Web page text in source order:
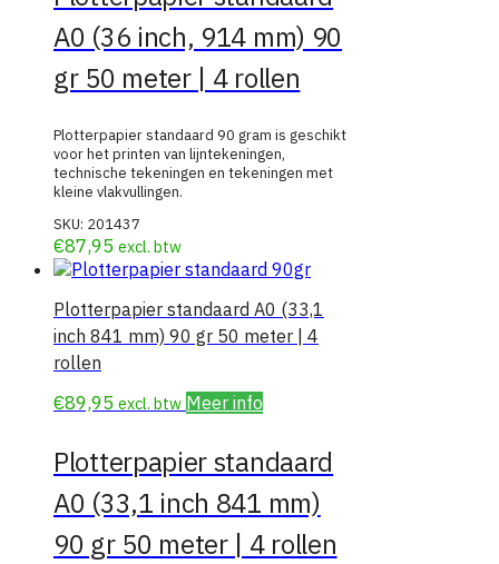
A0 (36 inch, 914 mm) 90
gr 50 meter | 4 rollen
Plotterpapier standaard 90 gram is geschikt
voor het printen van lijntekeningen,
technische tekeningen en tekeningen met
kleine vlakvullingen.
SKU: 201437
€87,95 excl. btw
Plotterpapier standaard A0 (33,1
inch 841 mm) 90 gr 50 meter | 4
rollen
€89,95 excl. btw Meer info
Plotterpapier standaard
A0 (33,1 inch 841 mm)
90 gr 50 meter | 4 rollen